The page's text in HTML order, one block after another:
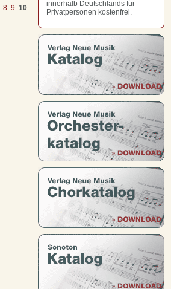
innerhalb Deutschlands für
Privatpersonen kostenfrei.
8 9 10